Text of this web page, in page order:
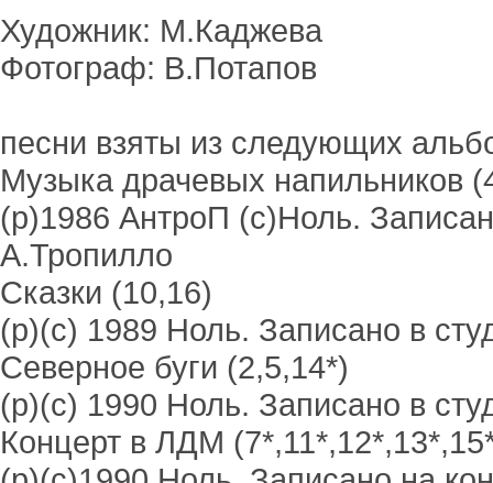
Художник: М.Каджева
Фотограф: В.Потапов
песни взяты из следующих
Музыка драчевых напильников
(р)1986 АнтроП (с)Ноль.
А.Тропилло
Сказки (10,16)
(р)(с) 1989 Ноль. Записано в
Северное буги (2,5,14*)
(р)(с) 1990 Ноль. Записано в
Концерт в ЛДМ